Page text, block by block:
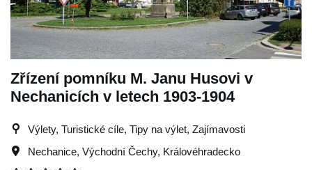
Zřízení pomníku M. Janu Husovi v
Nechanicích v letech 1903-1904
Výlety, Turistické cíle, Tipy na výlet, Zajímavosti
Nechanice, Východní Čechy, Královéhradecko